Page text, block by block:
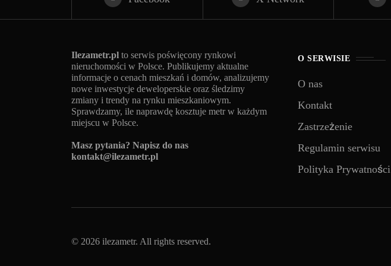
Ilezametr.pl to serwis poświęcony rynkowi
nieruchomości w Polsce. Publikujemy aktualne
informacje o cenach mieszkań i domów, analizujemy
nowe inwestycje deweloperskie oraz śledzimy
zmiany i trendy na rynku mieszkaniowym.
Sprawdzamy, ile naprawdę kosztuje metr w każdym
miejscu w Polsce.
Masz pytania? Napisz do nas
kontakt@ilezametr.pl
O SERWISIE
O nas
Kontakt
Zastrzeżenie
Regulamin serwisu
Polityka Prywatności
© 2026 ilezametr. All rights reserved.